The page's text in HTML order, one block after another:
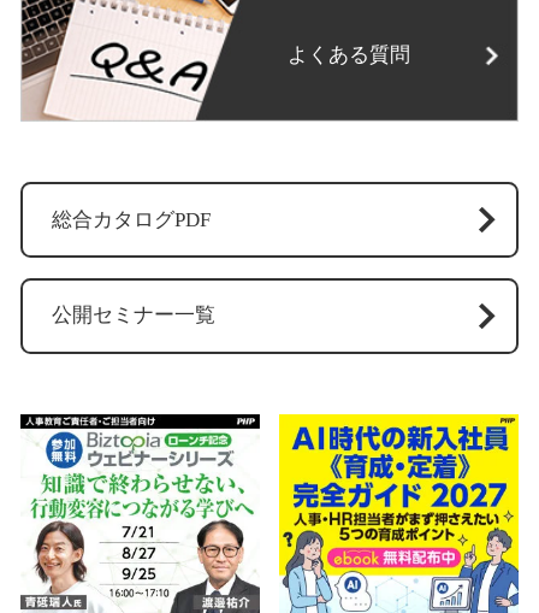
よくある質問
総合カタログPDF
公開セミナー一覧